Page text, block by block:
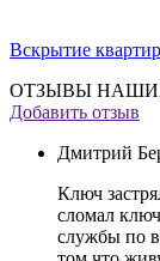
Вскрытие
ОТЗЫВЫ
Добавить отзыв
Дмитрий
Ключ
сломал
службы по